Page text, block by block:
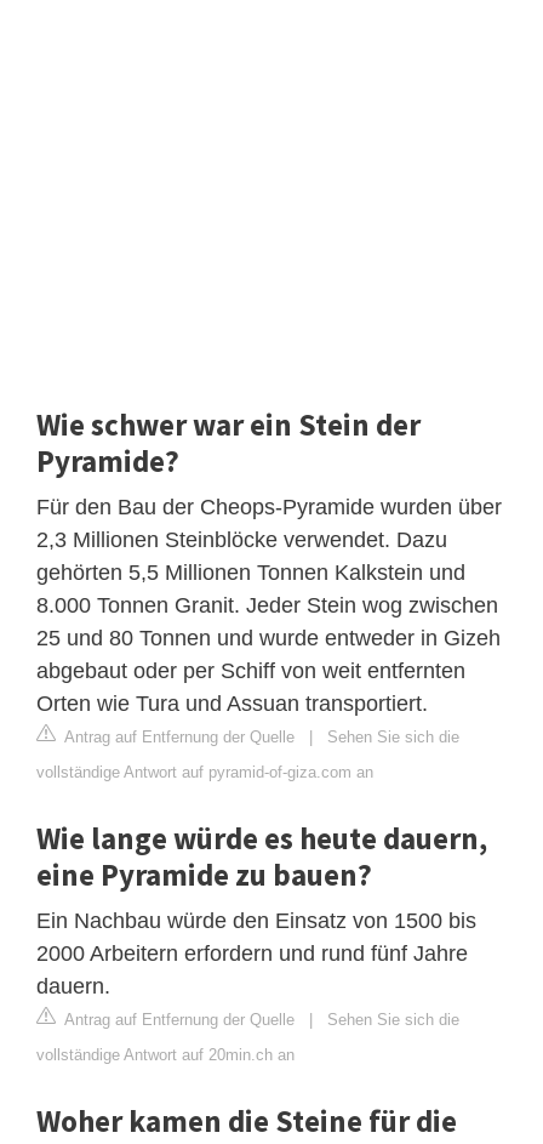
Wie schwer war ein Stein der
Pyramide?
Für den Bau der Cheops-Pyramide wurden über
2,3 Millionen Steinblöcke verwendet. Dazu
gehörten 5,5 Millionen Tonnen Kalkstein und
8.000 Tonnen Granit. Jeder Stein wog zwischen
25 und 80 Tonnen und wurde entweder in Gizeh
abgebaut oder per Schiff von weit entfernten
Orten wie Tura und Assuan transportiert.
Antrag auf Entfernung der Quelle | Sehen Sie sich die
vollständige Antwort auf pyramid-of-giza.com an
Wie lange würde es heute dauern,
eine Pyramide zu bauen?
Ein Nachbau würde den Einsatz von 1500 bis
2000 Arbeitern erfordern und rund fünf Jahre
dauern.
Antrag auf Entfernung der Quelle | Sehen Sie sich die
vollständige Antwort auf 20min.ch an
Woher kamen die Steine für die